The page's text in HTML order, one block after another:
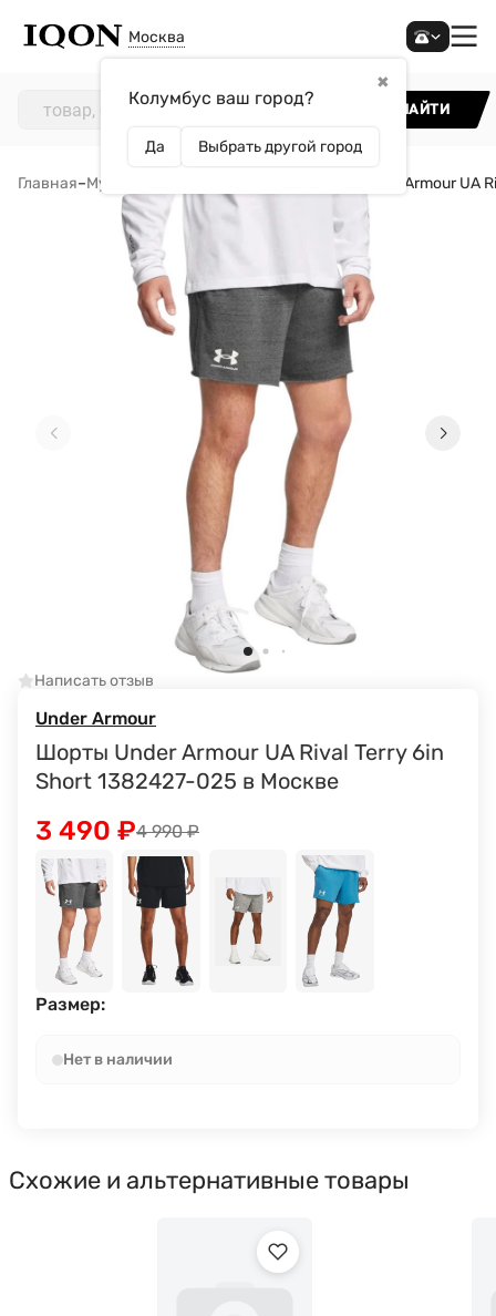
Москва
✖
Колумбус ваш город?
Да Выбрать другой город
НАЙТИ
Главная–Мужчинам Шорты Under Armour UA
Написать отзыв
Under Armour
Шорты Under Armour UA Rival Terry 6in
Short 1382427-025 в Москве
4 990₽
3 490 ₽
Размер:
Нет в наличии
Схожие и альтернативные товары